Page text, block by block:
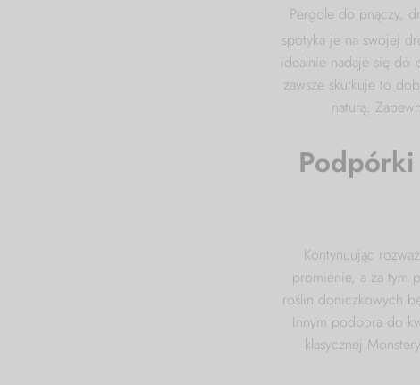
Pergole do pnączy,
spotyka je na swojej
idealnie nadaje się do
zawsze skutkuje to
naturą.
Kontynuując
promienie, a za tym
roślin doniczkowych
Innym podpora do
klasycznej